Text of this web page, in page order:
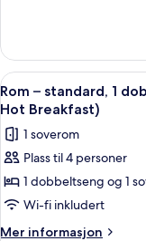
(Free
Hot
Breakfast)
–
standard,
1
dobbeltseng,
tilgjengelighetstilpasset
(Free
Hot
Åpne
alle
bildene
av
Rom
–
standard,
1
12
Rom – standard, 1
Hot Breakfast)
1 soverom
Plass til 4 personer
1 dobbeltseng og 1
Wi-fi inkludert
Mer informasjon
Mer